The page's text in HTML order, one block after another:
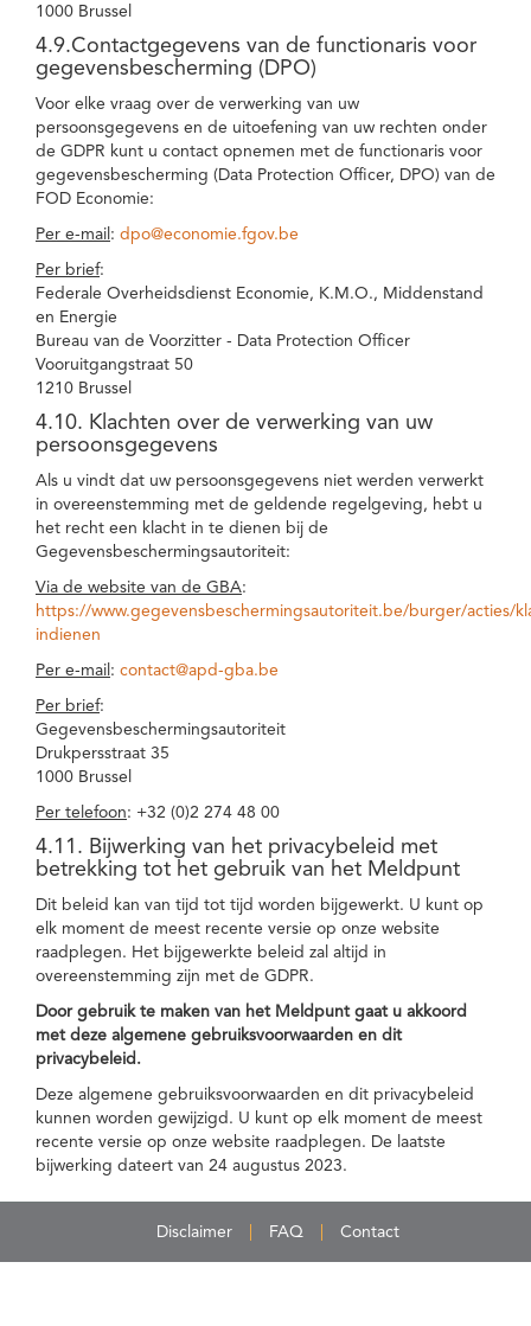
1000 Brussel
4.9.Contactgegevens van de functionaris voor
gegevensbescherming (DPO)
Voor elke vraag over de verwerking van uw
persoonsgegevens en de uitoefening van uw rechten onder
de GDPR kunt u contact opnemen met de functionaris voor
gegevensbescherming (Data Protection Officer, DPO) van de
FOD Economie:
Per e-mail : dpo@economie.fgov.be
Per brief:
Federale Overheidsdienst Economie, K.M.O., Middenstand
en Energie
Bureau van de Voorzitter - Data Protection Officer
Vooruitgangstraat 50
1210 Brussel
4.10. Klachten over de verwerking van uw
persoonsgegevens
Als u vindt dat uw persoonsgegevens niet werden verwerkt
in overeenstemming met de geldende regelgeving, hebt u
het recht een klacht in te dienen bij de
Gegevensbeschermingsautoriteit:
Via de website van de GBA:
https://www.gegevensbeschermingsautoriteit.be/burger/acties/
indienen
Per e-mail : contact@apd-gba.be
Per brief:
Gegevensbeschermingsautoriteit
Drukpersstraat 35
1000 Brussel
Per telefoon: +32 (0)2 274 48 00
4.11. Bijwerking van het privacybeleid met
betrekking tot het gebruik van het Meldpunt
Dit beleid kan van tijd tot tijd worden bijgewerkt. U kunt op
elk moment de meest recente versie op onze website
raadplegen. Het bijgewerkte beleid zal altijd in
overeenstemming zijn met de GDPR.
Door gebruik te maken van het Meldpunt gaat u akkoord
met deze algemene gebruiksvoorwaarden en dit
privacybeleid.
Deze algemene gebruiksvoorwaarden en dit privacybeleid
kunnen worden gewijzigd. U kunt op elk moment de meest
recente versie op onze website raadplegen. De laatste
bijwerking dateert van 24 augustus 2023.
Disclaimer FAQ Contact